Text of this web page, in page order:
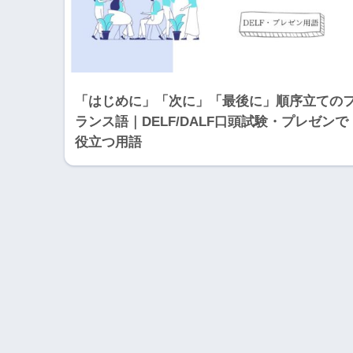
「はじめに」「次に」「最後に」順序立ての
ランス語｜DELF/DALF口頭試験・プレゼンで
役立つ用語